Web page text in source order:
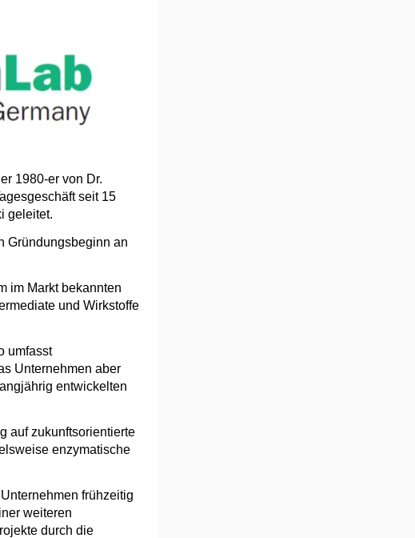
1980-er von Dr.
seit 15
geleitet.
Gründungsbeginn an
im Markt bekannten
und Wirkstoffe
umfasst
Unternehmen aber
entwickelten
auf zukunftsorientierte
enzymatische
frühzeitig
weiteren
durch die